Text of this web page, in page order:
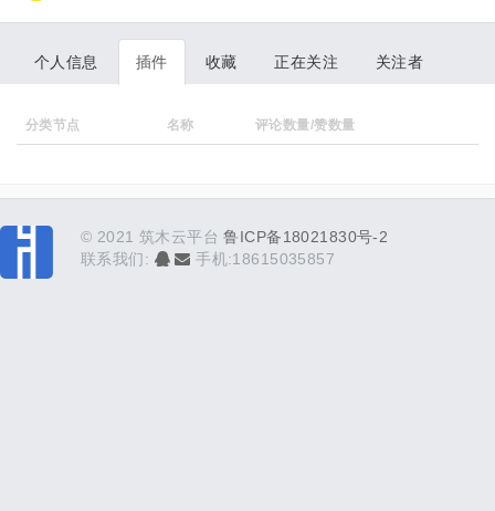
个人信息 插件 收藏 正在关注 关注者
分类节点 名称 评论数量/赞数量
© 2021 筑木云平台鲁ICP备18021830号-2
联系我们:
手机:18615035857